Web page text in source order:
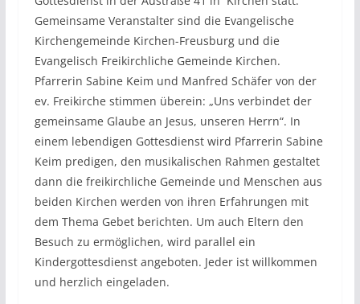
Gemeinsame Veranstalter sind die Evangelische
Kirchengemeinde Kirchen-Freusburg und die
Evangelisch Freikirchliche Gemeinde Kirchen.
Pfarrerin Sabine Keim und Manfred Schäfer von der
ev. Freikirche stimmen überein: „Uns verbindet der
gemeinsame Glaube an Jesus, unseren Herrn“. In
einem lebendigen Gottesdienst wird Pfarrerin Sabine
Keim predigen, den musikalischen Rahmen gestaltet
dann die freikirchliche Gemeinde und Menschen aus
beiden Kirchen werden von ihren Erfahrungen mit
dem Thema Gebet berichten. Um auch Eltern den
Besuch zu ermöglichen, wird parallel ein
Kindergottesdienst angeboten. Jeder ist willkommen
und herzlich eingeladen.